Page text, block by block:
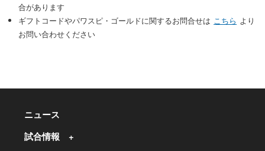
合があります
ギフトコードやパワスピ・ゴールドに関するお問合せは こちら より
お問い合わせください
ニュース
試合情報